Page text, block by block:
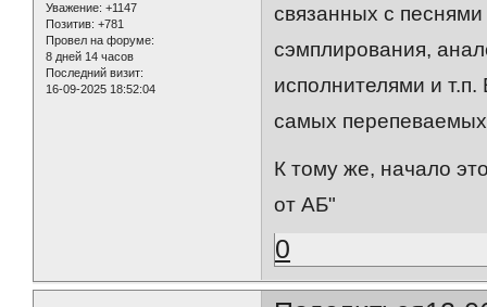
Уважение: +1147
Позитив: +781
Провел на форуме:
8 дней 14 часов
Последний визит:
16-09-2025 18:52:04
связанных с
сэмплирования,
исполнителями и
самых
К тому же, начало
от АБ"
0